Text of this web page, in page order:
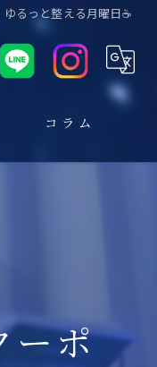
るっと整える月曜日☕
コラム
ーポ